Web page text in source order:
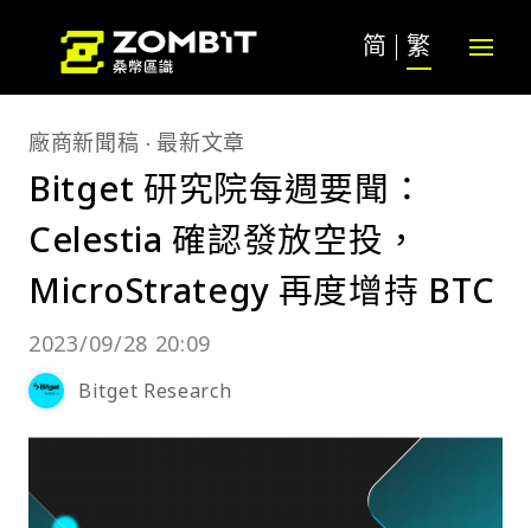
简 繁
廠商新聞稿 最新文章
Bitget 研究院每週要聞：
Celestia 確認發放空投，
MicroStrategy 再度增持 BTC
2023/09/28 20:09
Bitget Research